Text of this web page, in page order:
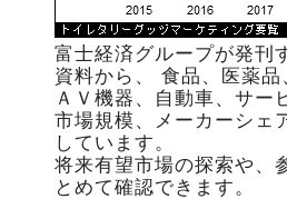
富士経済グループが発刊
資料から、 食品、医薬
ＡＶ機器、自動車、サー
市場規模、メーカーシェ
しています。
将来有望市場の探索や、
とめて確認できます。